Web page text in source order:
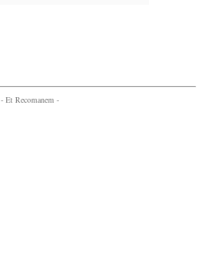
- Et Recomanem -